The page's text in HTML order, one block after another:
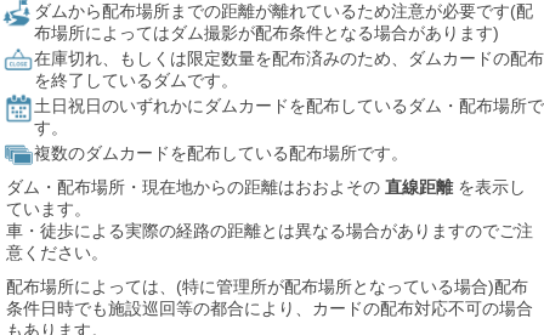
ダムから配布場所までの距離が離れているため注意が必要です(配
布場所によってはダム撮影が配布条件となる場合があります)
在庫切れ、もしくは限定数量を配布済みのため、ダムカードの配布
を終了しているダムです。
土日祝日のいずれかにダムカードを配布しているダム・配布場所で
す。
複数のダムカードを配布している配布場所です。
ダム・配布場所・現在地からの距離はおおよその 直線距離を表示し
ています。
車・徒歩による実際の経路の距離とは異なる場合がありますのでご注
意ください。
配布場所によっては、(特に管理所が配布場所となっている場合)配布
条件日時でも施設巡回等の都合により、カードの配布対応不可の場合
もあります。